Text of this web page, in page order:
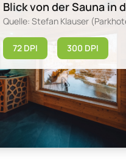
Blick von der Sauna in
Quelle: Stefan Klauser
72 DPI 300 DPI